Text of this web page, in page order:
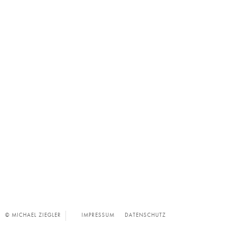
© MICHAEL ZIEGLER IMPRESSUM DATENSCHUTZ